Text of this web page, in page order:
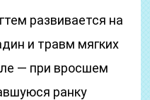
развивается на
и травм мягких
— при вросшем
ранку